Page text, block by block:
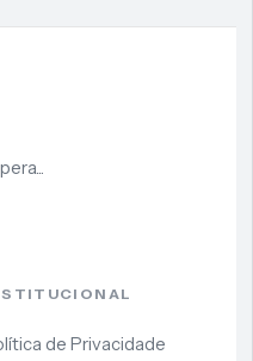
de Privacidade